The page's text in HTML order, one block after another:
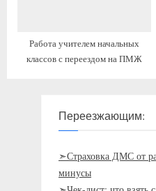
Работа учителем начальных
классов с переездом на ПМЖ
Переезжающим:
➣Страховка ДМС от
минусы